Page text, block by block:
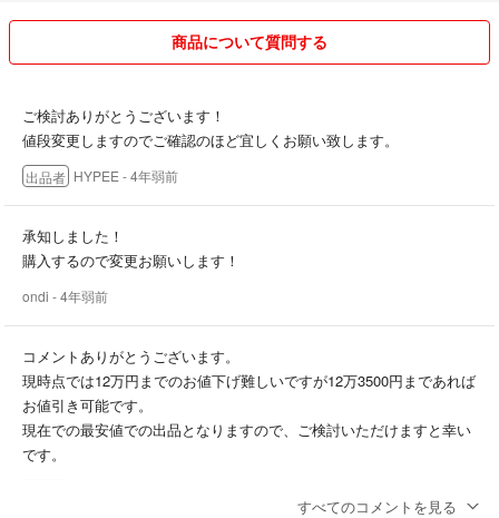
##検索##
村上隆 ドラえもん ポスター zingaro
⚡️コメントなしの即購入はOKですが、他での複数出品してる商品は購
入前にコメントをしていただく場合があります。その際は商品説明に記
⚡️購入後24h以内にご入金が確認できない場合はキャンセルさせていた
だく場合がございます。
⚡️配送後の返品につきましては、すり替え防止のため対応できません。
予めご了承いただける方のみご購入していただくよう宜しくお願いしま
す。
✨ 商品に関する質問、画像のリクエスト等は対応致しますのでお気軽
にコメント下さい✨
⚡️商品は保管に関しては入念なケアを行いますが、自宅での保管になり
ますので匂い等に敏感な方、神経質な方のご購入はお控え下さい。
⚡️商品を安全にお届けするための梱包等は行いますが配送中の商品のダ
商品について質問する
ご検討ありがとうございます！
値段変更しますのでご確認のほど宜しくお願い致します。
出品者 HYPEE - 4年弱前
承知しました！
購入するので変更お願いします！
ondi - 4年弱前
コメントありがとうございます。
現時点では12万円までのお値下げ難しいですが12万3500円まであれば
お値引き可能です。
現在での最安値での出品となりますので、ご検討いただけますと幸い
です。
すべてのコメントを見る